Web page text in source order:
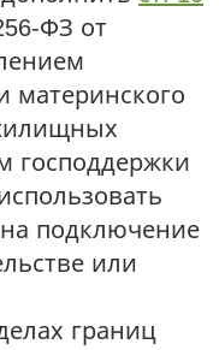
ФЗ от
материнского
господдержки
на подключение
или
границ